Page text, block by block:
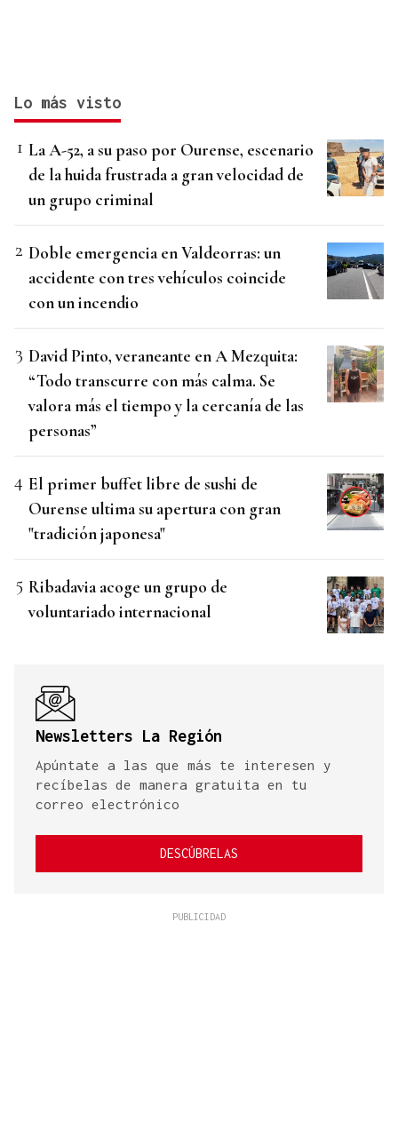
Lo más visto
La A-52, a su paso por Ourense, escenario
de la huida frustrada a gran velocidad de
un grupo criminal
Doble emergencia en Valdeorras: un
accidente con tres vehículos coincide
con un incendio
David Pinto, veraneante en A Mezquita:
“Todo transcurre con más calma. Se
valora más el tiempo y la cercanía de las
personas”
El primer buffet libre de sushi de
Ourense ultima su apertura con gran
"tradición japonesa"
Ribadavia acoge un grupo de
voluntariado internacional
Newsletters La Región
Apúntate a las que más te interesen y
recíbelas de manera gratuita en tu
correo electrónico
DESCÚBRELAS